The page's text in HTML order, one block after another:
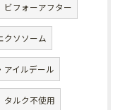
ビフォーアフター
クソソーム
アイルデール
タルク不使用